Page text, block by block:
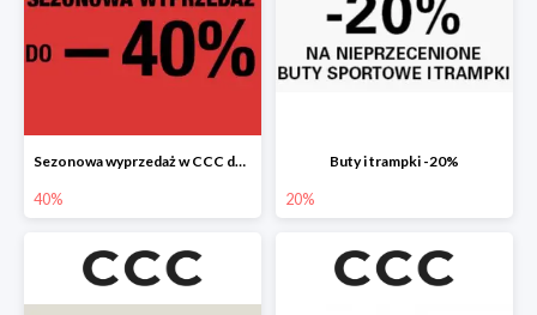
Sezonowa wyprzedaż w CCC do -40%
40%
Buty i trampki -20%
20%